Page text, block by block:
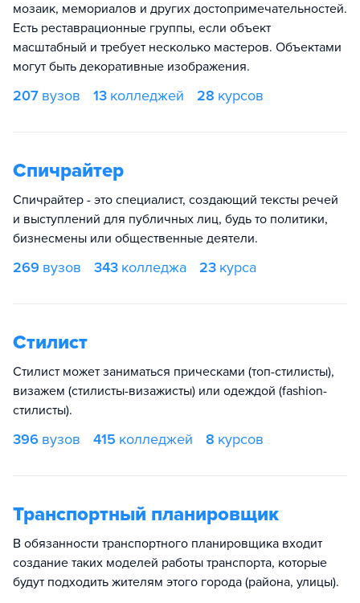
мозаик, мемориалов и других достопримечательностей.
Есть реставрационные группы, если объект
масштабный и требует несколько мастеров. Объектами
могут быть декоративные изображения.
207 вузов 13 колледжей 28 курсов
Спичрайтер
Спичрайтер - это специалист, создающий тексты речей
и выступлений для публичных лиц, будь то политики,
бизнесмены или общественные деятели.
269 вузов 343 колледжа 23 курса
Стилист
Стилист может заниматься прическами (топ-стилисты),
визажем (стилисты-визажисты) или одеждой (fashion-
стилисты).
396 вузов 415 колледжей 8 курсов
Транспортный планировщик
В обязанности транспортного планировщика входит
создание таких моделей работы транспорта, которые
будут подходить жителям этого города (района, улицы).